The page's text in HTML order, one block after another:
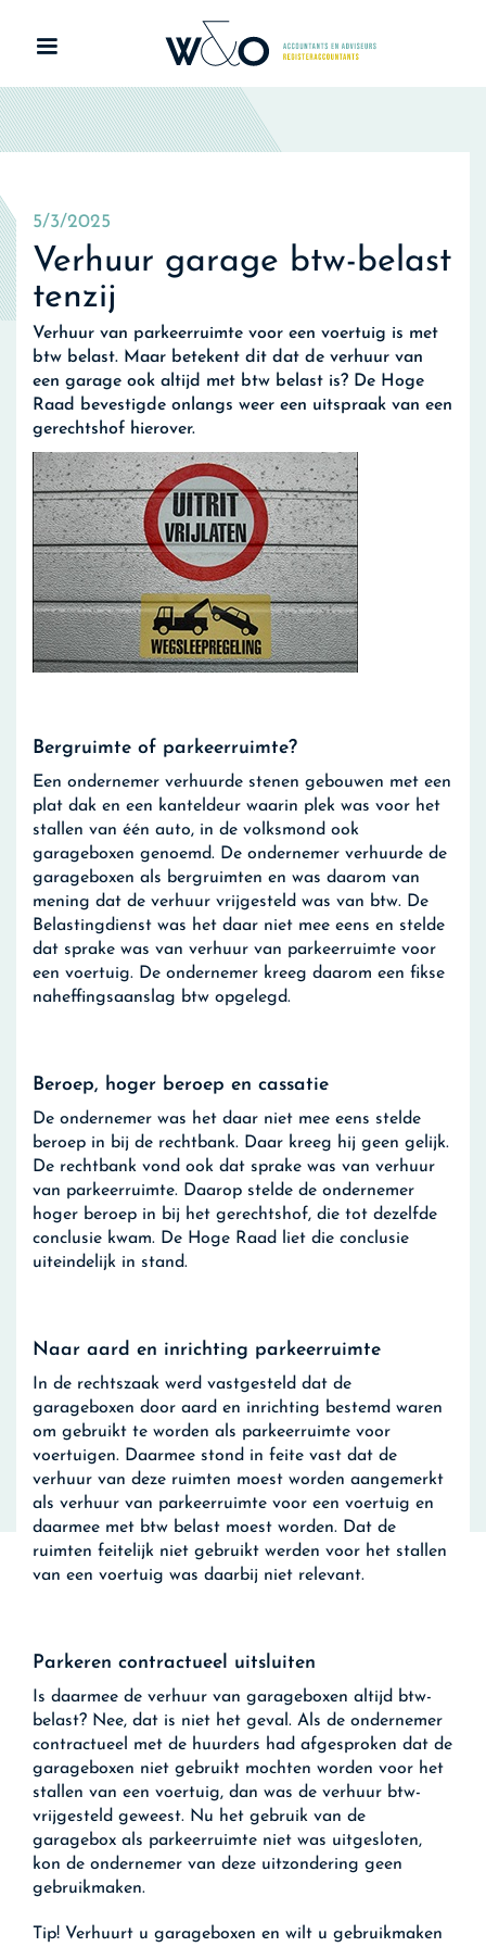
5/3/2025
Verhuur garage btw-belast
tenzij
Verhuur van parkeerruimte voor een voertuig is met
btw belast. Maar betekent dit dat de verhuur van
een garage ook altijd met btw belast is? De Hoge
Raad bevestigde onlangs weer een uitspraak van een
gerechtshof hierover.
Bergruimte of parkeerruimte?
Een ondernemer verhuurde stenen gebouwen met een
plat dak en een kanteldeur waarin plek was voor het
stallen van één auto, in de volksmond ook
garageboxen genoemd. De ondernemer verhuurde de
garageboxen als bergruimten en was daarom van
mening dat de verhuur vrijgesteld was van btw. De
Belastingdienst was het daar niet mee eens en stelde
dat sprake was van verhuur van parkeerruimte voor
een voertuig. De ondernemer kreeg daarom een fikse
naheffingsaanslag btw opgelegd.
Beroep, hoger beroep en cassatie
De ondernemer was het daar niet mee eens stelde
beroep in bij de rechtbank. Daar kreeg hij geen gelijk.
De rechtbank vond ook dat sprake was van verhuur
van parkeerruimte. Daarop stelde de ondernemer
hoger beroep in bij het gerechtshof, die tot dezelfde
conclusie kwam. De Hoge Raad liet die conclusie
uiteindelijk in stand.
Naar aard en inrichting parkeerruimte
In de rechtszaak werd vastgesteld dat de
garageboxen door aard en inrichting bestemd waren
om gebruikt te worden als parkeerruimte voor
voertuigen. Daarmee stond in feite vast dat de
verhuur van deze ruimten moest worden aangemerkt
als verhuur van parkeerruimte voor een voertuig en
daarmee met btw belast moest worden. Dat de
ruimten feitelijk niet gebruikt werden voor het stallen
van een voertuig was daarbij niet relevant.
Parkeren contractueel uitsluiten
Is daarmee de verhuur van garageboxen altijd btw-
belast? Nee, dat is niet het geval. Als de ondernemer
contractueel met de huurders had afgesproken dat de
garageboxen niet gebruikt mochten worden voor het
stallen van een voertuig, dan was de verhuur btw-
vrijgesteld geweest. Nu het gebruik van de
garagebox als parkeerruimte niet was uitgesloten,
kon de ondernemer van deze uitzondering geen
gebruikmaken.
Tip! Verhuurt u garageboxen en wilt u gebruikmaken